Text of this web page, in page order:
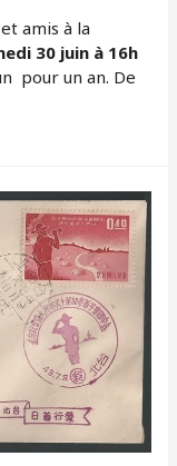
amis à la
30 juin à 16h
pour un an. De